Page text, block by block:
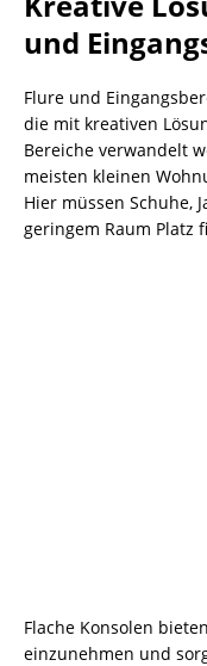
und
Flure und
die mit kreativen
Bereiche verwandelt
meisten kleinen
Hier müssen Schuhe,
geringem Raum Platz
Flache Konsolen
einzunehmen und